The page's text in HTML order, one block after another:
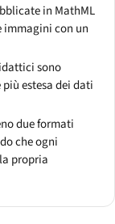
in MathML
immagini con un
sono
estesa dei dati
due formati
che ogni
propria